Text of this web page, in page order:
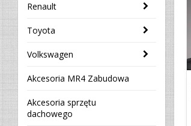
Renault
Toyota
Volkswagen
Akcesoria MR4 Zabudowa
Akcesoria sprzętu
dachowego